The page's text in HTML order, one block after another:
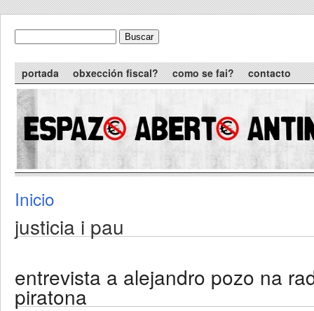
formulario de busca
Main menu
portada obxección fiscal? como se fai? contacto
You are here
Inicio
justicia i pau
entrevista a alejandro pozo na
piratona